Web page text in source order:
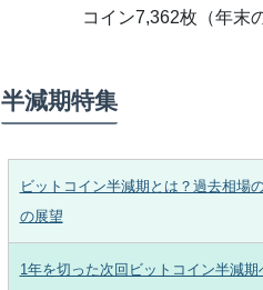
コイン7,362枚（年末
半減期特集
ビットコイン半減期とは？過去相場
の展望
1年を切った次回ビットコイン半減